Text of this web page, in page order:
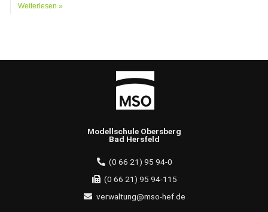
Weiterlesen »
Modellschule Obersberg
Bad Hersfeld
(0 66 21) 95 94-0
(0 66 21) 95 94-115
verwaltung@mso-hef.de